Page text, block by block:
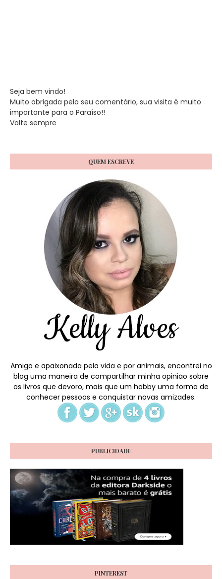
Seja bem vindo!
Muito obrigada pelo seu comentário, sua visita é muito
importante para o Paraíso!!
Volte sempre
QUEM ESCREVE
Amiga e apaixonada pela vida e por animais, encontrei no
blog uma maneira de compartilhar minha opinião sobre
os livros que devoro, mais que um hobby uma forma de
conhecer pessoas e conquistar novas amizades.
PUBLICIDADE
PINTEREST